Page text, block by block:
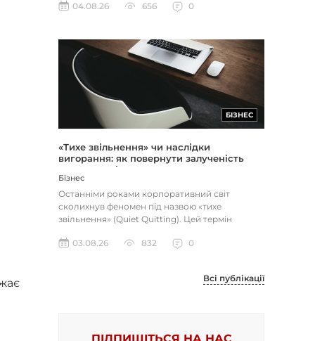
04.08.26
656 0
БІЗНЕС
«Тихе звільнення» чи наслідки
вигорання: як повернути залученість
через сенс і мету
Бізнес
Останніми роками корпоративний світ
сколихнув феномен під назвою «тихе
звільнення» (Quiet Quitting). Цей термін
03.08.26
832 0
Всі публікації